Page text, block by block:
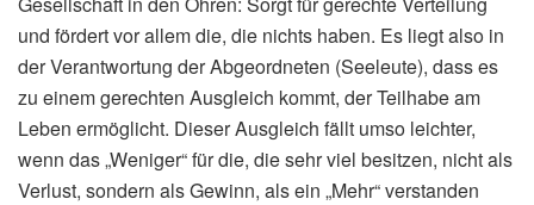
und fördert vor allem die, die nichts haben. Es liegt also in
der Verantwortung der Abgeordneten (Seeleute), dass es
zu einem gerechten Ausgleich kommt, der Teilhabe am
Leben ermöglicht. Dieser Ausgleich fällt umso leichter,
wenn das „Weniger“ für die, die sehr viel besitzen, nicht als
Verlust, sondern als Gewinn, als ein „Mehr“ verstanden